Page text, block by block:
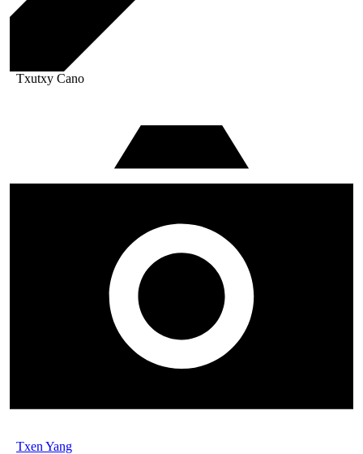
Txutxy Cano
Txen Yang